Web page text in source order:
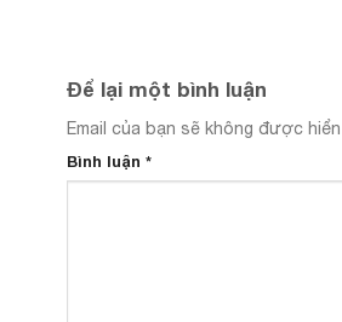
Để lại một bình luận
Email của bạn sẽ không được
Bình luận *